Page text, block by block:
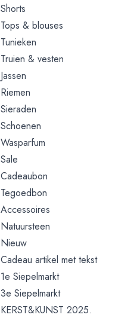
Shorts
Tops & blouses
Tunieken
Truien & vesten
Jassen
Riemen
Sieraden
Schoenen
Wasparfum
Sale
Cadeaubon
Tegoedbon
Accessoires
Natuursteen
Nieuw
Cadeau artikel met tekst
1e Siepelmarkt
3e Siepelmarkt
KERST&KUNST 2025.